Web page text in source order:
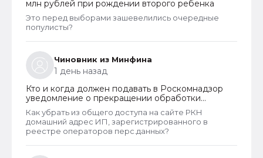
оператору для устранения нарушений.
млн рублей при рождении второго ребенка
Это перед выборами зашевелились очередные
популисты?
Чиновник из Минфина
1 день назад
Кто и когда должен подавать в Роскомнадзор
уведомление о прекращении обработки
персональных данных
Как убрать из общего доступа на сайте РКН
домашний адрес ИП, зарегистрированного в
реестре операторов перс.данных?